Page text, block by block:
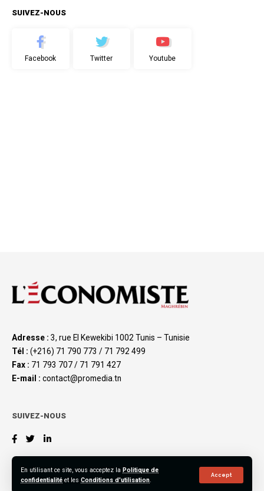
En utilisant ce site, vous acceptez la Politique de
confidentialité et les Conditions d'utilisation.
Accept
SUIVEZ-NOUS
Facebook Twitter Youtube
Adresse : 3, rue El Kewekibi 1002 Tunis – Tunisie
Tél : (+216) 71 790 773 / 71 792 499
Fax : 71 793 707 / 71 791 427
E-mail : contact@promedia.tn
SUIVEZ-NOUS
©2023 L’Économiste Maghrébin, All Rights Reserved